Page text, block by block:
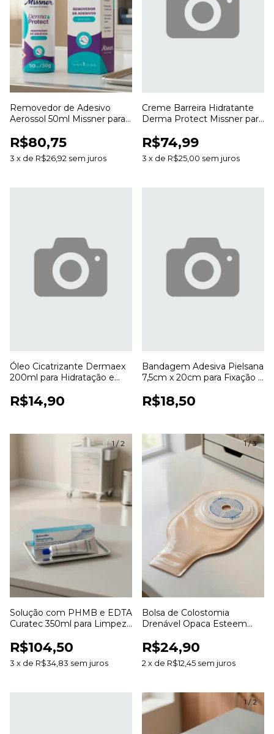
Removedor de Adesivo
Aerossol 50ml Missner para
Resíduos
R$80,75
3 x de R$26,92 sem juros
Creme Barreira Hidratante
Derma Protect Missner para
Pele
R$74,99
3 x de R$25,00 sem juros
Óleo Cicatrizante Dermaex
200ml para Hidratação e
R$14,90
Bandagem Adesiva Pielsana
7,5cm x 20cm para Fixação e
R$18,50
1/2
Solução com PHMB e EDTA
Curatec 350ml para Limpeza
R$104,50
3 x de R$34,83 sem juros
1/3
Bolsa de Colostomia
Drenável Opaca Esteem
Estomias
R$24,90
2 x de R$12,45 sem juros
1/2